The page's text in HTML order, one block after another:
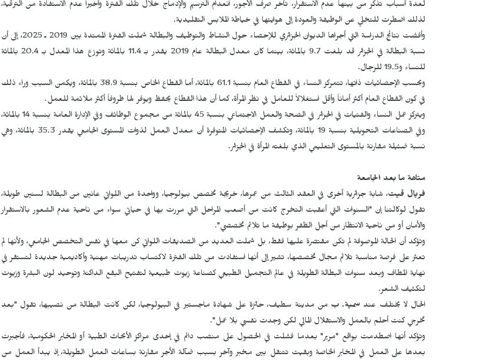
لعدة أسباب تذكر من بينها عدم الاستقرار، تأخر صرف الأجور، انعدام الترسيم والإدماج خلال تلك الفترة وأخيراً عدم الاستفادة من الترقية،
لذلك اضطرت للتخلي عن الوظيفة والعودة إلى هوايتها في خياطة الملابس التقليدية.
وأفضت نتائج الدراسة التي أجراها الديوان الجزائري للإحصاء حول النشاط والتوظيف والبطالة شملت الفترة الممتدة بين 2019 ـ 2025، إلى أن
نسبة البطالة في الجزائر قد بلغت 9.7 بالمائة، بينما كان معدل البطالة عام 2019 يقدر بـ 11.4 بالمائة وتوزع هذا المعدل بـ 20.4 بالمائة
للنساء و19.5 للرجال.
وبحسب الإحصائيات ذاتها، تتمركز النساء في القطاع العام بنسبة 61.1 بالمائة، أما القطاع الخاص بنسبة 38.9 بالمائة، ويكمن السبب وراء ذلك
في كون القطاع العام أكثر أماناً وأقل استغلالاً للعامل في نظر المرأة، كما أن هذا القطاع يحفظ ويوفر لها ظروفاً أكثر ملائمة للعمل.
ويتركز عمل النساء والفتيات في الجزائر في الصحة والعمل الاجتماعي بنسبة 45 بالمائة من مجموع الوظائف وفي الإدارة العامة بنسبة 14 بالمائة،
وفي الصناعات التحويلية بنسبة 19 بالمائة، وتكشف الإحصائيات المتوفرة أن معدل العمل لذوات المستوى الجامعي يقدر 35.3 بالمائة، وهي
نسبة ضئيلة مقارنة بالمستوى التعليمي الذي بلغته المرأة في الجزائر.
متاهة ما بعد الجامعة
فريال قيت، شابة جزائرية أخرى في العقد الثالث من عمرها، خريجة تخصص بيولوجيا، وواحدة من اللواتي عانين من البطالة لسنين طويلة،
تقول لوكالتنا إن "السنوات التي أعقبت التخرج كانت من أصعب المراحل التي مررت بها في حياتي سواء من ناحية عدم الشعور بالاستقرار
والأمان أو من ناحية الانتظار من أجل الظفر بوظيفة ما تلائم تخصصي".
وتؤكد أن الحالة الموصوفة لم تكن مقتصرة عليها فقط، بل شملت العديد من الصديقات اللواتي كن معها في نفس التخصص الجامعي، ولأنها لم
تعثر على فرصة مناسبة تلائم مجال تخصصها، تشير إلى أنها استفادت من تلك الفترة لاكتساب تدريبات مهنية وأكاديمية جديدة لتستقر في
نهاية المطاف وبعد سنوات البطالة الطويلة في عالم التجميل الطبيعي كصناعة زيوت طبيعية لتفتيح البقع الداكنة وتوحيد لون البشرة وزيوت
لتكثيف الشعر.
الحال لا يختلف عند سمية. ب من مدينة سطيف، حائزة على شهادة ماجستير في البيولوجيا، لكن كانت البطالة من نصيبها، تقول "بعد
تخرجي كنت أحلم بالعمل والاستقلال المالي لكن وجدت نفسي بلا عمل".
وتؤكد أنها اصطدمت بواقع "مرير" بعدما فشلت في الحصول على منصب دائم في إحدى مراكز الأبحاث الطبية أو المخابر الحكومية، فأجبرت
بعدها على العمل في المخابر الخاصة وبقيت تتنقل بين مخبر وآخر بسبب ضآلة الأجر مقارنة بساعات العمل الطويلة، إذ يبدأ العمل من